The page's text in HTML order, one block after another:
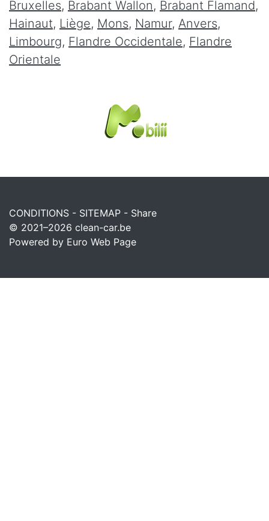
Bruxelles, Brabant Wallon, Brabant Flamand,
Hainaut, Liège, Mons, Namur, Anvers,
Limbourg, Flandre Occidentale, Flandre
Orientale
CONDITIONS - SITEMAP - Share
© 2021–2026 clean-car.be
Powered by Euro Web Page